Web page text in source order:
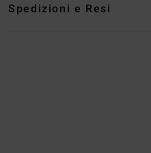
Spedizioni e Resi